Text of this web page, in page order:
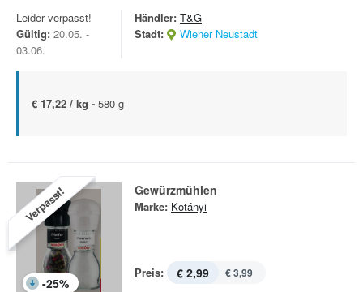
Leider verpasst!
Gültig: 20.05. -
03.06.
Händler: T&G
Stadt:
Wiener Neustadt
€ 17,22 / kg - 580 g
Verpasst!
-25%
Gewürzmühlen
Marke: Kotányi
Preis: € 2,99 € 3,99